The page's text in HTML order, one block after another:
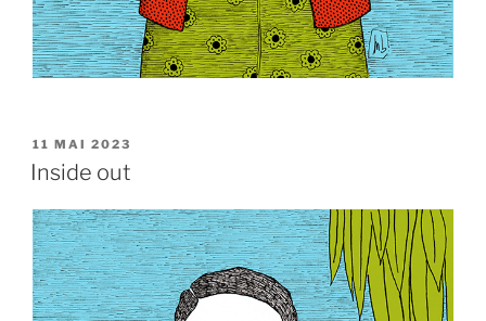
PUBLIÉ
LE
11 MAI 2023
Inside out